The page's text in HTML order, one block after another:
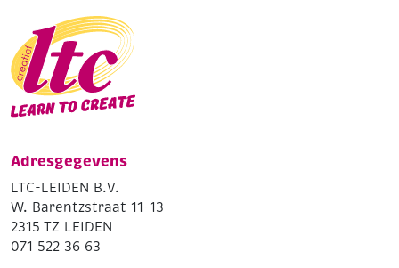
Adresgegevens
LTC-LEIDEN B.V.
W. Barentzstraat 11-13
2315 TZ LEIDEN
071 522 36 63